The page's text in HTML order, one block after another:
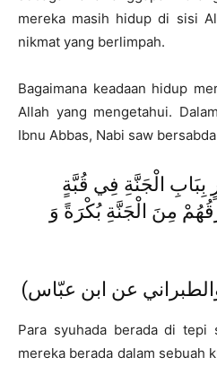
mereka masih hidup di sisi
nikmat yang berlimpah.
Bagaimana keadaan hidup
Allah yang mengetahui.
Ibnu Abbas, Nabi saw bersabda
بِبَابِ الْجَنَّةِ فِي قُبَّةٍ
مِنَ الْجَنَّةِ بُكْرَةً وَ
Para syuhada berada di tepi
mereka berada dalam sebuah